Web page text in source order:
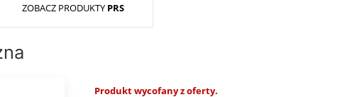
ZOBACZ PRODUKTY PRS
Produkt wycofany z oferty.